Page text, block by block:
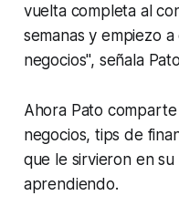
vuelta completa al
semanas y empiezo
negocios", señala
Ahora Pato
negocios, tips de
que le sirvieron en
aprendiendo.